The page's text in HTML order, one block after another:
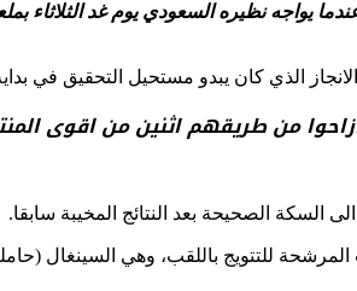
من طريقهم اثنين من اقوى
الصحيحة بعد النتائج المخيبة سابقا.
المرشحة للتتويج باللقب، وهي السينغال